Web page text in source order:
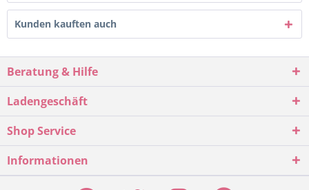
Kunden kauften auch
Beratung & Hilfe
Ladengeschäft
Shop Service
Informationen